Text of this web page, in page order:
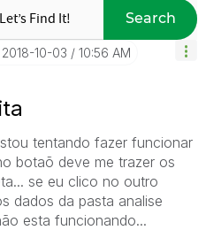
Search
‎2018-10-03 10:56 AM
tentando fazer funcionar
botaõ deve me trazer os
se eu clico no outro
dados da pasta analise
esta funcionando...